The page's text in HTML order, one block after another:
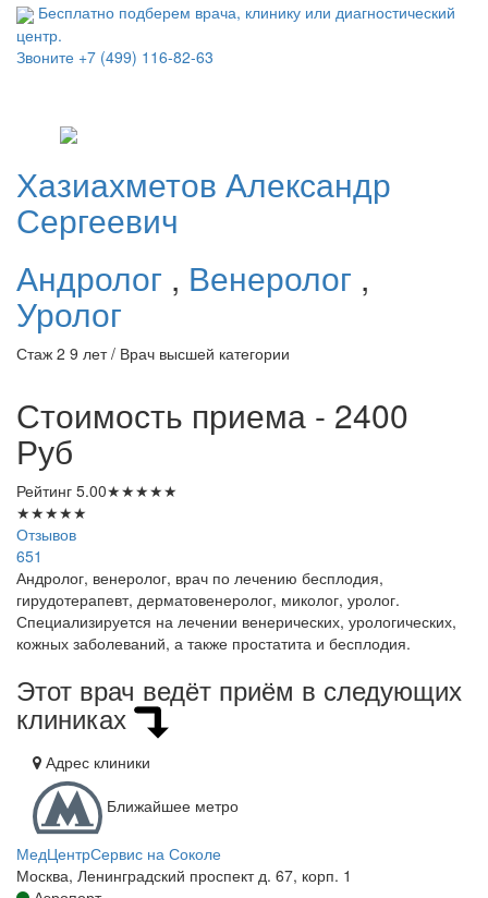
Бесплатно подберем врача, клинику или диагностический
центр.
Звоните +7 (499) 116-82-63
Хазиахметов Александр
Сергеевич
Андролог , Венеролог ,
Уролог
Стаж 2 9 лет / Врач высшей категории
Стоимость приема - 2400
Руб
Рейтинг 5.00★★★★★
★★★★★
Отзывов
651
Андролог, венеролог, врач по лечению бесплодия,
гирудотерапевт, дерматовенеролог, миколог, уролог.
Специализируется на лечении венерических, урологических,
кожных заболеваний, а также простатита и бесплодия.
Этот врач ведёт приём в следующих
клиниках
Адрес клиники
Ближайшее метро
МедЦентрСервис на Соколе
Москва, Ленинградский проспект д. 67, корп. 1